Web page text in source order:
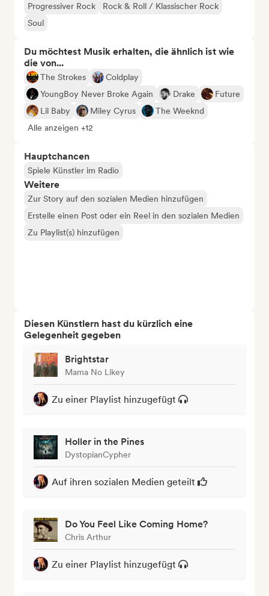
Progressiver Rock
Rock & Roll / Klassischer Rock
Soul
Du möchtest Musik erhalten, die ähnlich ist wie
die von...
The Strokes
Coldplay
YoungBoy Never Broke Again
Drake
Future
Lil Baby
Miley Cyrus
The Weeknd
Alle anzeigen +12
Hauptchancen
Spiele Künstler im Radio
Weitere
Zur Story auf den sozialen Medien hinzufügen
Erstelle einen Post oder ein Reel in den sozialen Medien
Zu Playlist(s) hinzufügen
Diesen Künstlern hast du kürzlich eine
Gelegenheit gegeben
Brightstar
Mama No Likey
Zu einer Playlist hinzugefügt
Holler in the Pines
DystopianCypher
Auf ihren sozialen Medien geteilt
Do You Feel Like Coming Home?
Chris Arthur
Zu einer Playlist hinzugefügt